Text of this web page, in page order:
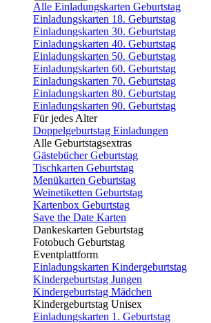
Alle Einladungskarten Geburtstag
Einladungskarten 18. Geburtstag
Einladungskarten 30. Geburtstag
Einladungskarten 40. Geburtstag
Einladungskarten 50. Geburtstag
Einladungskarten 60. Geburtstag
Einladungskarten 70. Geburtstag
Einladungskarten 80. Geburtstag
Einladungskarten 90. Geburtstag
Für jedes Alter
Doppelgeburtstag Einladungen
Alle Geburtstagsextras
Gästebücher Geburtstag
Tischkarten Geburtstag
Menükarten Geburtstag
Weinetiketten Geburtstag
Kartenbox Geburtstag
Save the Date Karten
Dankeskarten Geburtstag
Fotobuch Geburtstag
Eventplattform
Einladungskarten Kindergeburtstag
Kindergeburtstag Jungen
Kindergeburtstag Mädchen
Kindergeburtstag Unisex
Einladungskarten 1. Geburtstag